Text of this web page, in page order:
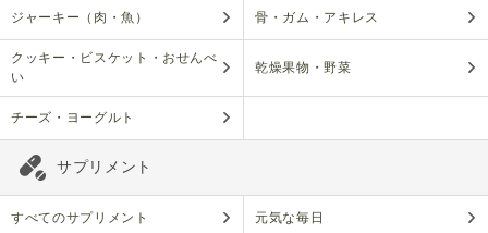
ジャーキー（肉・魚） 骨・ガム・アキレス
クッキー・ビスケット・おせんべ
い
乾燥果物・野菜
チーズ・ヨーグルト
サプリメント
すべてのサプリメント 元気な毎日